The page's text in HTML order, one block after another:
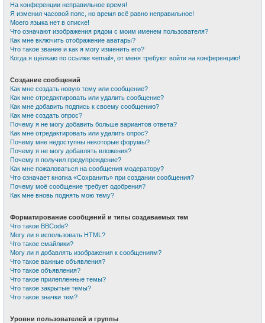
На конференции неправильное время!
Я изменил часовой пояс, но время всё равно неправильное!
Моего языка нет в списке!
Что означают изображения рядом с моим именем пользователя?
Как мне включить отображение аватары?
Что такое звание и как я могу изменить его?
Когда я щёлкаю по ссылке «email», от меня требуют войти на конференцию!
Создание сообщений
Как мне создать новую тему или сообщение?
Как мне отредактировать или удалить сообщение?
Как мне добавить подпись к своему сообщению?
Как мне создать опрос?
Почему я не могу добавить больше вариантов ответа?
Как мне отредактировать или удалить опрос?
Почему мне недоступны некоторые форумы?
Почему я не могу добавлять вложения?
Почему я получил предупреждение?
Как мне пожаловаться на сообщения модератору?
Что означает кнопка «Сохранить» при создании сообщения?
Почему моё сообщение требует одобрения?
Как мне вновь поднять мою тему?
Форматирование сообщений и типы создаваемых тем
Что такое BBCode?
Могу ли я использовать HTML?
Что такое смайлики?
Могу ли я добавлять изображения к сообщениям?
Что такое важные объявления?
Что такое объявления?
Что такое прилепленные темы?
Что такое закрытые темы?
Что такое значки тем?
Уровни пользователей и группы